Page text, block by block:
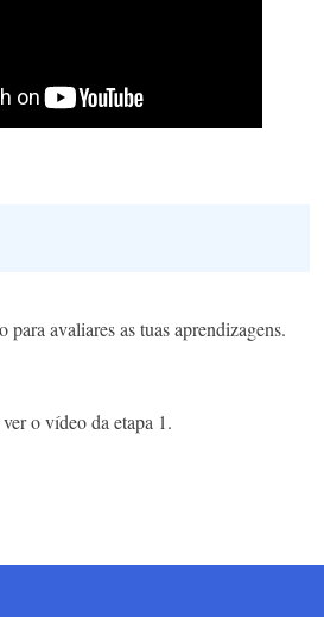
para avaliares as tuas aprendizagens.
o vídeo da etapa 1.